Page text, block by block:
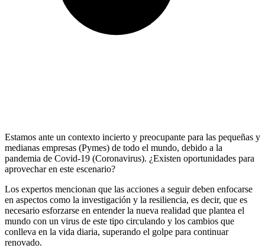
Estamos ante un contexto incierto y preocupante para las pequeñas y
medianas empresas (Pymes) de todo el mundo, debido a la
pandemia de Covid-19 (Coronavirus). ¿Existen oportunidades para
aprovechar en este escenario?
Los expertos mencionan que las acciones a seguir deben enfocarse
en aspectos como la investigación y la resiliencia, es decir, que es
necesario esforzarse en entender la nueva realidad que plantea el
mundo con un virus de este tipo circulando y los cambios que
conlleva en la vida diaria, superando el golpe para continuar
renovado.